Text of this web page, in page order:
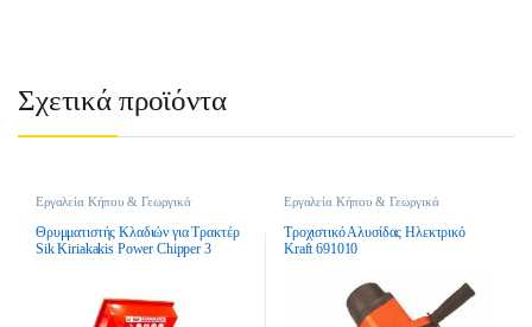
Σχετικά προϊόντα
Εργαλεία Κήπου & Γεωργικά
Θρυμματιστές Κλαδιών Τρακτέρ-PTO
Θρυμματιστής Κλαδιών για Τρακτέρ
Sik Kiriakakis Power Chipper 3
Εργαλεία Κήπου & Γεωργικά
Τροχιστικά
Τροχιστικό Αλυσίδας Ηλεκτρικό
Kraft 691010